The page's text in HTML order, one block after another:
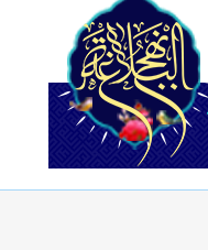
وَ مِنَّا دُونَ ذلِكَ»
سَمِعْنا قُرْآناً، لَنْ